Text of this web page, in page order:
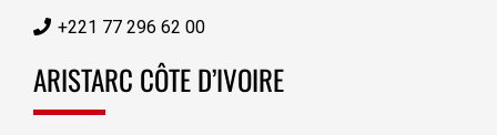
+221 77 296 62 00
ARISTARC CÔTE D’IVOIRE